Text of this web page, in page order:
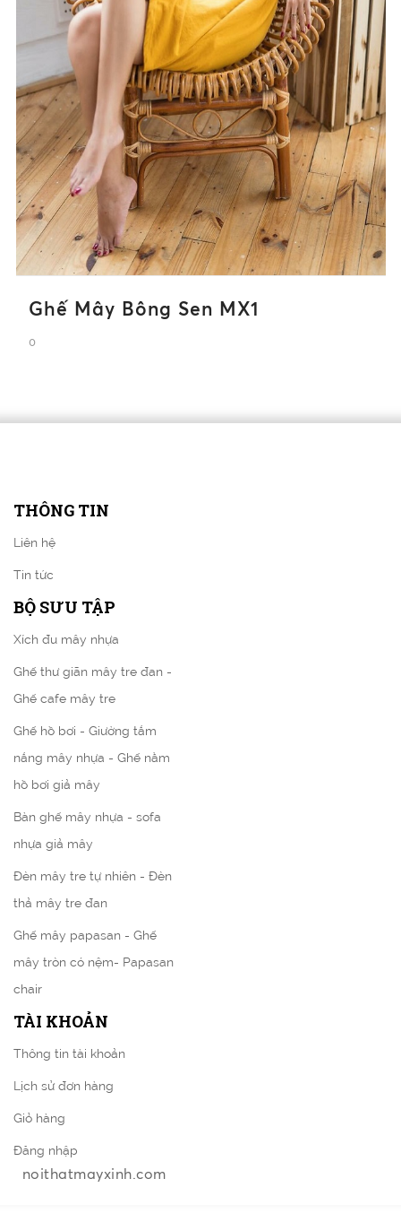
Ghế Mây Bông Sen MX1
0
THÔNG TIN
Liên hệ
Tin tức
BỘ SƯU TẬP
Xích đu mây nhựa
Ghế thư giãn mây tre đan -
Ghế cafe mây tre
Ghế hồ bơi - Giường tắm
nắng mây nhựa - Ghế nằm
hồ bơi giả mây
Bàn ghế mây nhựa - sofa
nhựa giả mây
Đèn mây tre tự nhiên - Đèn
thả mây tre đan
Ghế mây papasan - Ghế
mây tròn có nệm- Papasan
chair
TÀI KHOẢN
Thông tin tài khoản
Lịch sử đơn hàng
Giỏ hàng
Đăng nhập
noithatmayxinh.com